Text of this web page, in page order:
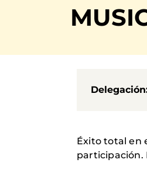
navegación
Delegación
Éxito total en
participación.